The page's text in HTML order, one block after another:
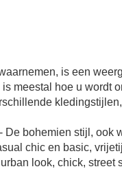
is een
meestal hoe u wordt
De bohemien stijl, ook
chic en basic,
look, chick, street